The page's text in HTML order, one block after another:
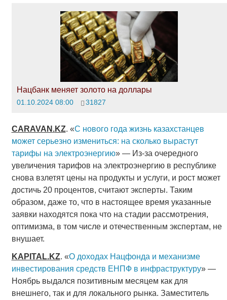
Нацбанк меняет золото на доллары
01.10.2024 08:00 31827
CARAVAN .KZ. «С нового года жизнь казахстанцев
может серьезно измениться: на сколько вырастут
тарифы на электроэнергию» — Из-за очередного
увеличения тарифов на электроэнергию в республике
снова взлетят цены на продукты и услуги, и рост может
достичь 20 процентов, считают эксперты. Таким
образом, даже то, что в настоящее время указанные
заявки находятся пока что на стадии рассмотрения,
оптимизма, в том числе и отечественным экспертам, не
внушает.
KAPITAL.KZ. «О доходах Нацфонда и механизме
инвестирования средств ЕНПФ в инфраструктуру» —
Ноябрь выдался позитивным месяцем как для
внешнего, так и для локального рынка. Заместитель